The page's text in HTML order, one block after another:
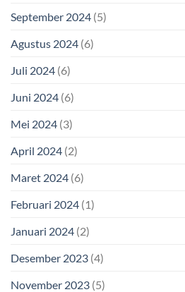
September 2024 (5)
Agustus 2024 (6)
Juli 2024 (6)
Juni 2024 (6)
Mei 2024 (3)
April 2024 (2)
Maret 2024 (6)
Februari 2024 (1)
Januari 2024 (2)
Desember 2023 (4)
November 2023 (5)